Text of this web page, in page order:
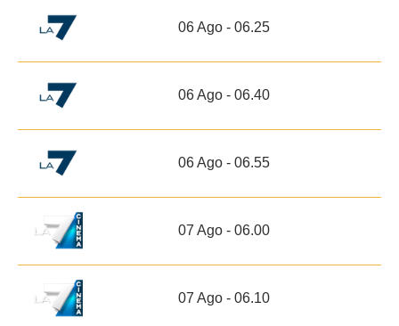
06 Ago - 06.25
06 Ago - 06.40
06 Ago - 06.55
07 Ago - 06.00
07 Ago - 06.10